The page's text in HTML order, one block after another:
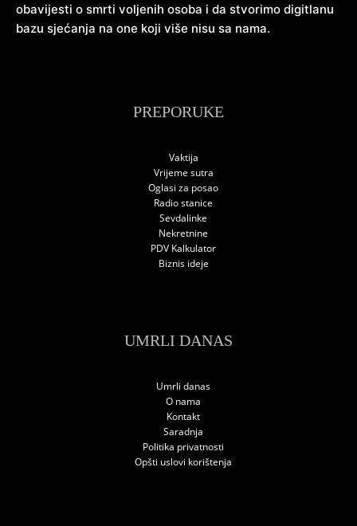
obavijesti o smrti voljenih osoba i da stvorimo digitlanu
bazu sjećanja na one koji više nisu sa nama.
PREPORUKE
Vaktija
Vrijeme sutra
Oglasi za posao
Radio stanice
Sevdalinke
Nekretnine
PDV Kalkulator
Biznis ideje
UMRLI DANAS
Umrli danas
O nama
Kontakt
Saradnja
Politika privatnosti
Opšti uslovi korištenja